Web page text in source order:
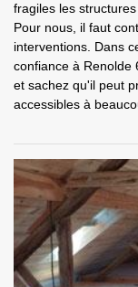
fragiles les
Pour nous, il faut
interventions. Dans
confiance à Renolde
et sachez qu'il peut
accessibles à